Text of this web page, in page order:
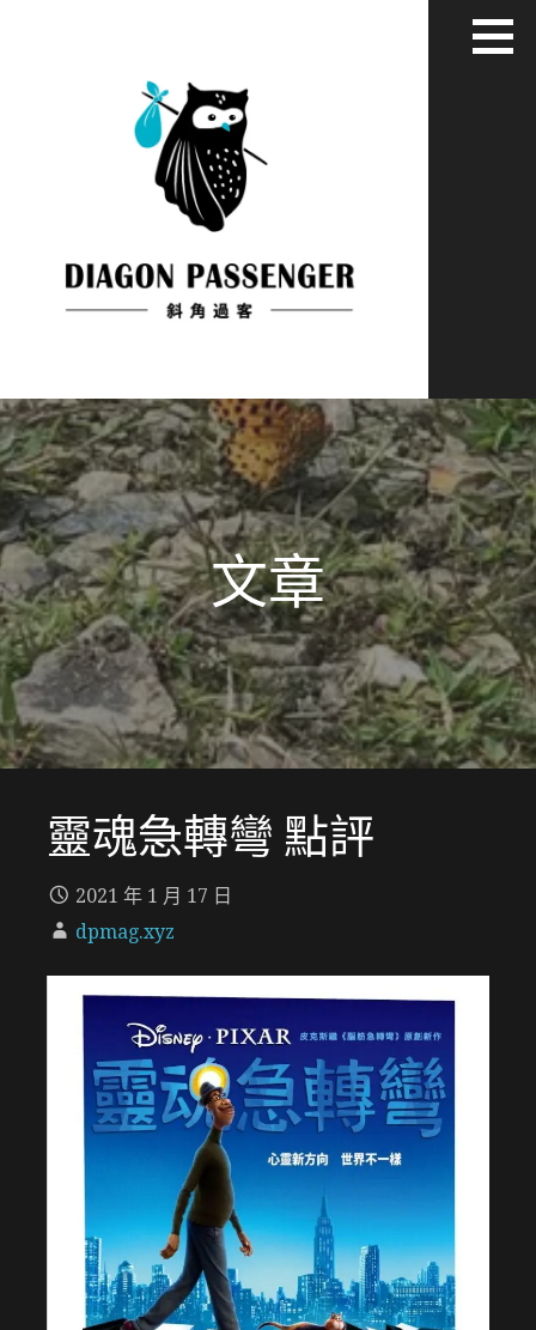
斜角過客：旅居慢活藝文媒體
給XYZ世代用藝術家彈性眼光看世界
文章
靈魂急轉彎 點評
2021 年 1 月 17 日
dpmag.xyz